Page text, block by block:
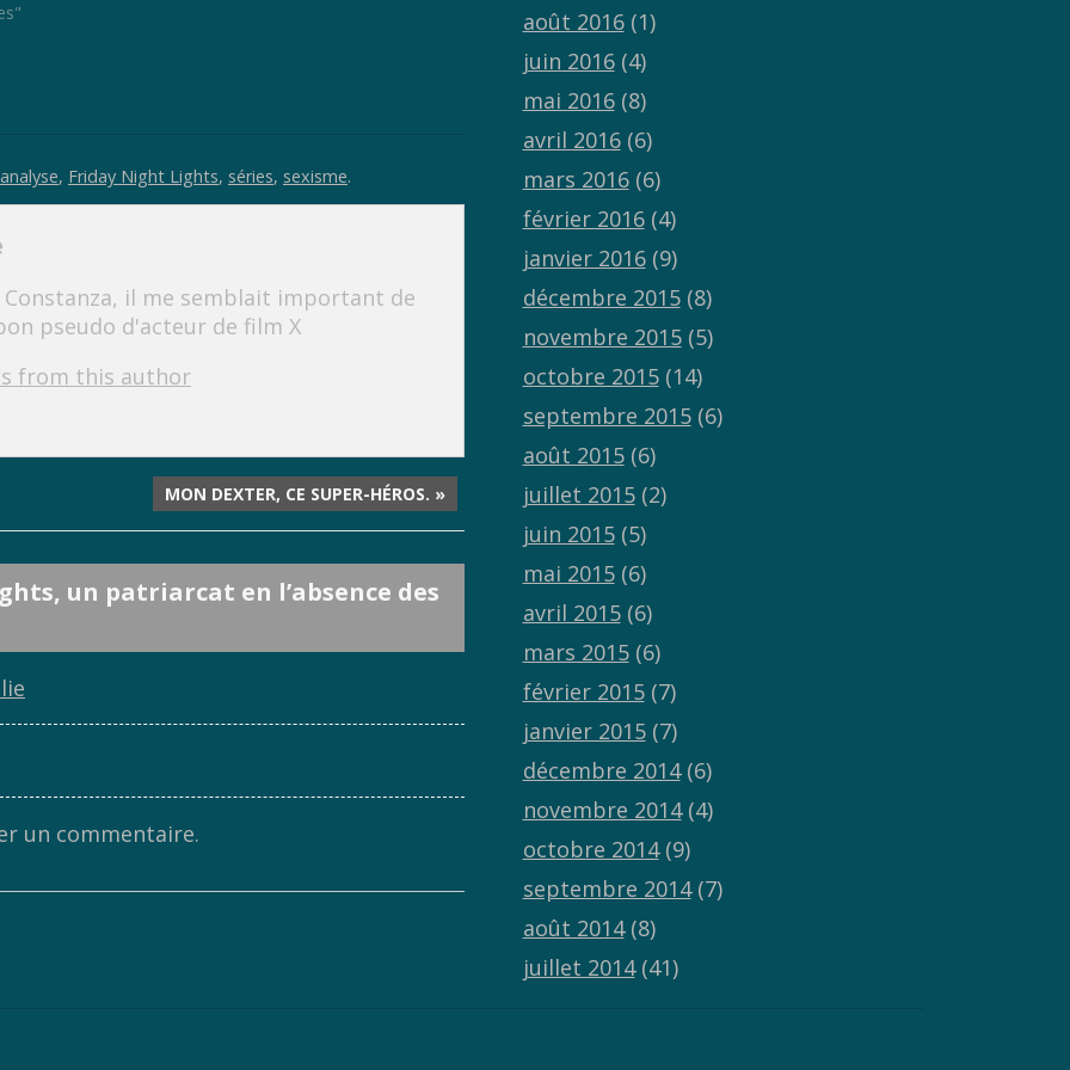
analyse, Friday Night Lights, séries, sexisme.
Constanza, il me semblait important de
pseudo d'acteur de film X
from this author
MON DEXTER, CE SUPER-HÉROS. »
un patriarcat en l’absence des
un commentaire.
août 2016(1)
juin 2016(4)
mai 2016(8)
avril 2016(6)
mars 2016(6)
février 2016(4)
janvier 2016(9)
décembre 2015(8)
novembre 2015(5)
octobre 2015(14)
septembre 2015(6)
août 2015(6)
juillet 2015(2)
juin 2015(5)
mai 2015(6)
avril 2015(6)
mars 2015(6)
février 2015(7)
janvier 2015(7)
décembre 2014(6)
novembre 2014(4)
octobre 2014(9)
septembre 2014(7)
août 2014(8)
juillet 2014(41)